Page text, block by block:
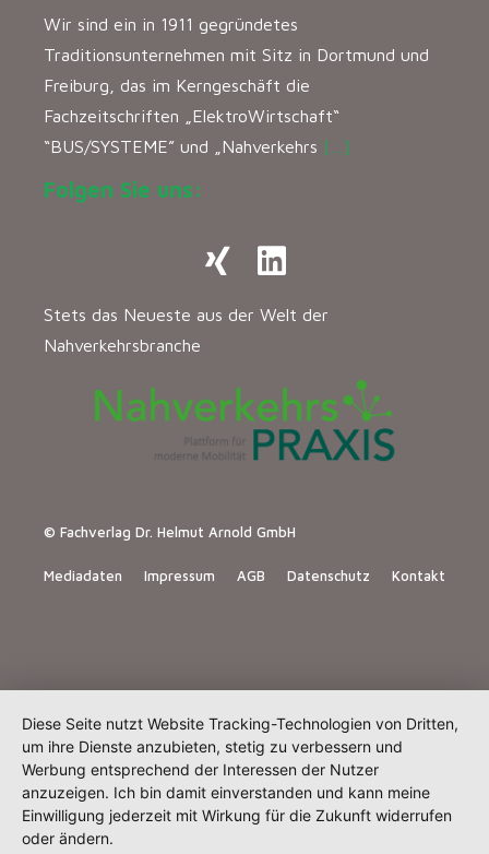
Wir sind ein in 1911 gegründetes
Traditionsunternehmen mit Sitz in Dortmund und
Freiburg, das im Kerngeschäft die
Fachzeitschriften „ElektroWirtschaft“
“BUS/SYSTEME” und „Nahverkehrs […]
Folgen Sie uns:
Stets das Neueste aus der Welt der
Nahverkehrsbranche
© Fachverlag Dr. Helmut Arnold GmbH
Mediadaten Impressum AGB Datenschutz Kontakt
Diese Seite nutzt Website Tracking-Technologien von Dritten,
um ihre Dienste anzubieten, stetig zu verbessern und
Werbung entsprechend der Interessen der Nutzer
anzuzeigen. Ich bin damit einverstanden und kann meine
Einwilligung jederzeit mit Wirkung für die Zukunft widerrufen
oder ändern.